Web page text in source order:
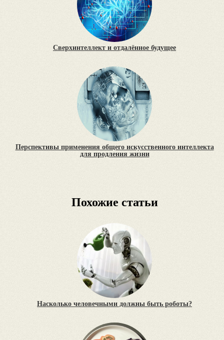
Сверхинтеллект и отдалённое будущее
Перспективы применения общего искусственного интеллекта
для продления жизни
Похожие статьи
Насколько человечными должны быть роботы?